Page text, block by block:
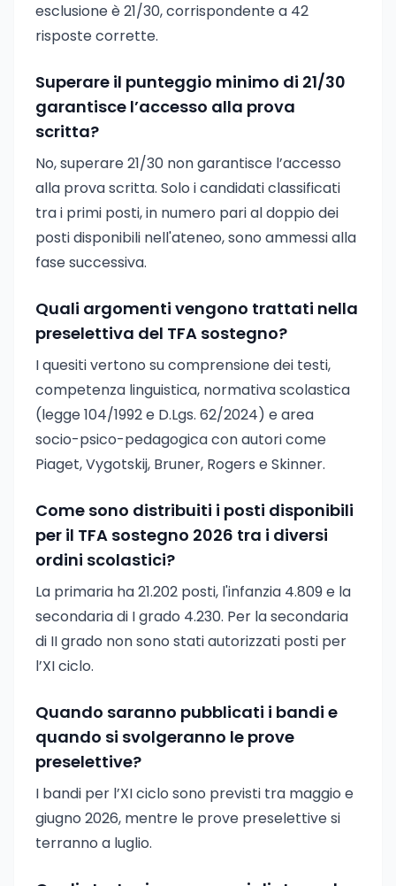
esclusione è 21/30, corrispondente a 42
risposte corrette.
Superare il punteggio minimo di 21/30
garantisce l’accesso alla prova
scritta?
No, superare 21/30 non garantisce l’accesso
alla prova scritta. Solo i candidati classificati
tra i primi posti, in numero pari al doppio dei
posti disponibili nell'ateneo, sono ammessi alla
fase successiva.
Quali argomenti vengono trattati nella
preselettiva del TFA sostegno?
I quesiti vertono su comprensione dei testi,
competenza linguistica, normativa scolastica
(legge 104/1992 e D.Lgs. 62/2024) e area
socio-psico-pedagogica con autori come
Piaget, Vygotskij, Bruner, Rogers e Skinner.
Come sono distribuiti i posti disponibili
per il TFA sostegno 2026 tra i diversi
ordini scolastici?
La primaria ha 21.202 posti, l'infanzia 4.809 e la
secondaria di I grado 4.230. Per la secondaria
di II grado non sono stati autorizzati posti per
l’XI ciclo.
Quando saranno pubblicati i bandi e
quando si svolgeranno le prove
preselettive?
I bandi per l’XI ciclo sono previsti tra maggio e
giugno 2026, mentre le prove preselettive si
terranno a luglio.